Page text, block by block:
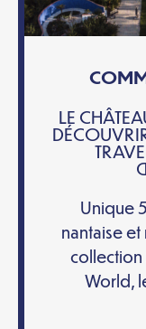
LE
Unique
nantaise
collection
World,